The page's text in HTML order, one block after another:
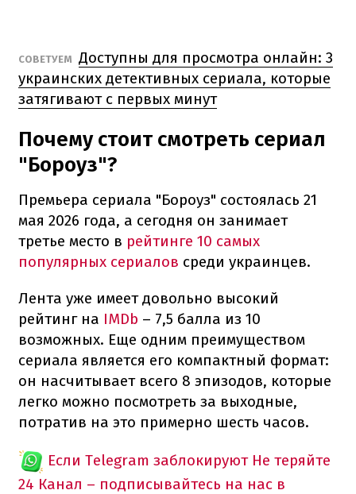
СОВЕТУЕМ Доступны для просмотра онлайн: 3
украинских детективных сериала, которые
затягивают с первых минут
Почему стоит смотреть сериал
"Бороуз"?
Премьера сериала "Бороуз" состоялась 21
мая 2026 года, а сегодня он занимает
третье место в рейтинге 10 самых
популярных сериалов среди украинцев.
Лента уже имеет довольно высокий
рейтинг на IMDb – 7,5 балла из 10
возможных. Еще одним преимуществом
сериала является его компактный формат:
он насчитывает всего 8 эпизодов, которые
легко можно посмотреть за выходные,
потратив на это примерно шесть часов.
Если Telegram заблокируют Не теряйте
24 Канал – подписывайтесь на нас в